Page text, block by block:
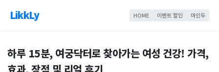
LikkLy HOME 이벤트 할인 마인두
하루 15분, 여궁닥터로 찾아가는 여성 건강! 가격,
효과, 장점 및 리얼 후기